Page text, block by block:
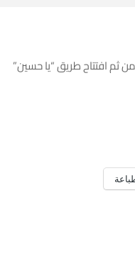
ثم افتتاح طريق “يا حسين”